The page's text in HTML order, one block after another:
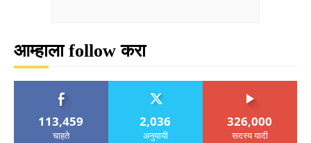
आम्हाला follow करा
113,459
चाहते
2,036
अनुयायी
326,000
सदस्य यादी